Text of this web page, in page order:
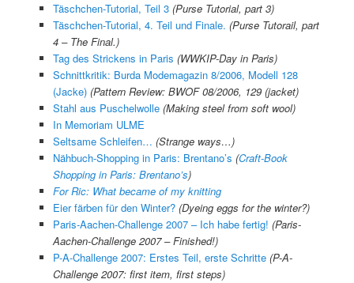
Täschchen-Tutorial, Teil 3 (Purse Tutorial, part 3)
Täschchen-Tutorial, 4. Teil und Finale. (Purse Tutorail, part
4 – The Final.)
Tag des Strickens in Paris (WWKIP-Day in Paris)
Schnittkritik: Burda Modemagazin 8/2006, Modell 128
(Jacke) (Pattern Review: BWOF 08/2006, 129 (jacket)
Stahl aus Puschelwolle (Making steel from soft wool)
In Memoriam ULME
Seltsame Schleifen… (Strange ways…)
Nähbuch-Shopping in Paris: Brentano’s (Craft-Book
Shopping in Paris: Brentano’s)
For Ric: What became of my knitting
Eier färben für den Winter? (Dyeing eggs for the winter?)
Paris-Aachen-Challenge 2007 – Ich habe fertig! (Paris-
Aachen-Challenge 2007 – Finished!)
P-A-Challenge 2007: Erstes Teil, erste Schritte (P-A-
Challenge 2007: first item, first steps)